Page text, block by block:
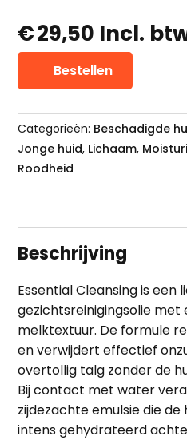
€29,50 Incl.
Bestellen
Categorieën: Beschadigde
Jonge huid, Lichaam,
Roodheid
Beschrijving
Essential Cleansing is een
gezichtsreinigingsolie
melktextuur. De formule
en verwijdert effectief
overtollig talg zonder de
Bij contact met water
zijdezachte emulsie die de
intens gehydrateerd